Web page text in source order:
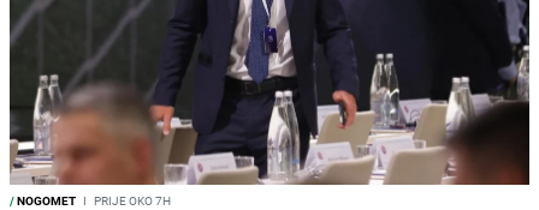
/NOGOMET I PRIJE OKO 7H